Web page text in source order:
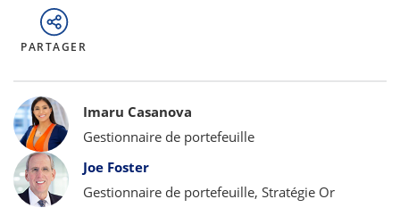
PARTAGER
Bylines
Imaru Casanova
Gestionnaire de portefeuille
Joe Foster
Gestionnaire de portefeuille, Stratégie Or